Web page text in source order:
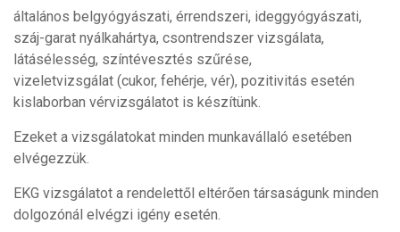
általános belgyógyászati, érrendszeri, ideggyógyászati,
száj-garat nyálkahártya, csontrendszer vizsgálata,
látásélesség, színtévesztés szűrése,
vizeletvizsgálat (cukor, fehérje, vér), pozitivitás esetén
kislaborban vérvizsgálatot is készítünk.
Ezeket a vizsgálatokat minden munkavállaló esetében
elvégezzük.
EKG vizsgálatot a rendelettől eltérően társaságunk minden
dolgozónál elvégzi igény esetén.